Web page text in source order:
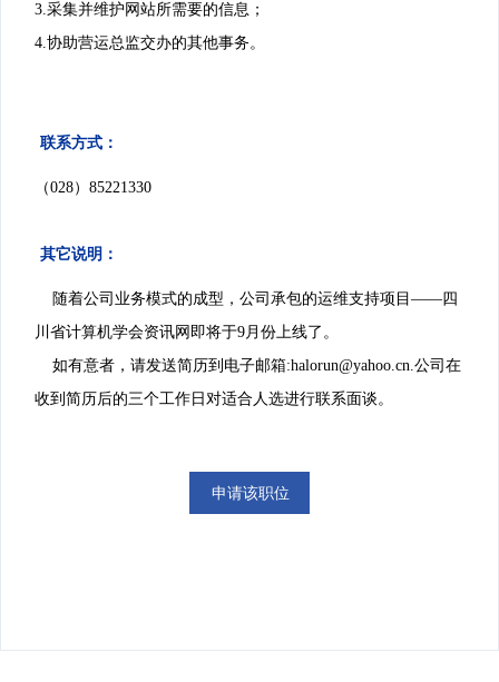
3.采集并维护网站所需要的信息；
4.协助营运总监交办的其他事务。
联系方式：
（028）85221330
其它说明：
随着公司业务模式的成型，公司承包的运维支持项目——四
川省计算机学会资讯网即将于9月份上线了。
如有意者，请发送简历到电子邮箱:halorun@yahoo.cn.公司在
收到简历后的三个工作日对适合人选进行联系面谈。